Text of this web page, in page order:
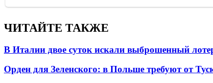
ЧИТАЙТЕ ТАКЖЕ
В Италии двое суток искали выброшенный
Орден для Зеленского: в Польше требуют от